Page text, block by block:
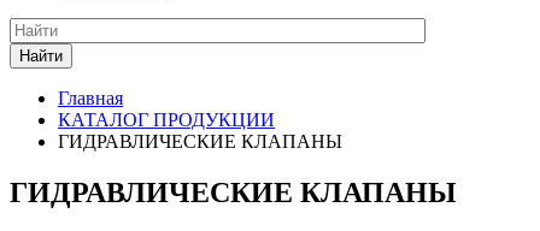
Найти
Главная
КАТАЛОГ ПРОДУКЦИИ
ГИДРАВЛИЧЕСКИЕ КЛАПАНЫ
ГИДРАВЛИЧЕСКИЕ КЛАПАНЫ